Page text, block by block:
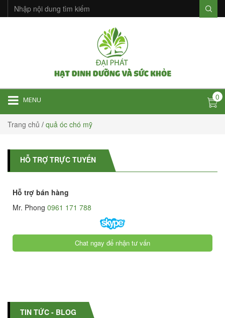
MENU 0
Trang chủ / quả óc chó mỹ
HỖ TRỢ TRỰC TUYẾN
Hỗ trợ bán hàng
Mr. Phong 0961 171 788
Chat ngay để nhận tư vấn
TIN TỨC - BLOG